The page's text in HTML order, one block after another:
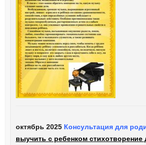
октябрь 2025 Консультация для
выучить с ребенком стихотворение